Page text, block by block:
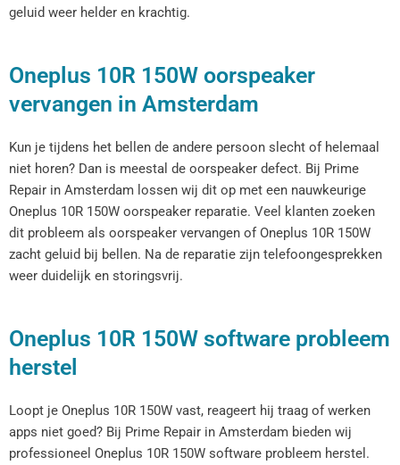
geluid weer helder en krachtig.
Oneplus 10R 150W oorspeaker
vervangen in Amsterdam
Kun je tijdens het bellen de andere persoon slecht of helemaal
niet horen? Dan is meestal de oorspeaker defect. Bij Prime
Repair in Amsterdam lossen wij dit op met een nauwkeurige
Oneplus 10R 150W oorspeaker reparatie. Veel klanten zoeken
dit probleem als oorspeaker vervangen of Oneplus 10R 150W
zacht geluid bij bellen. Na de reparatie zijn telefoongesprekken
weer duidelijk en storingsvrij.
Oneplus 10R 150W software probleem
herstel
Loopt je Oneplus 10R 150W vast, reageert hij traag of werken
apps niet goed? Bij Prime Repair in Amsterdam bieden wij
professioneel Oneplus 10R 150W software probleem herstel.